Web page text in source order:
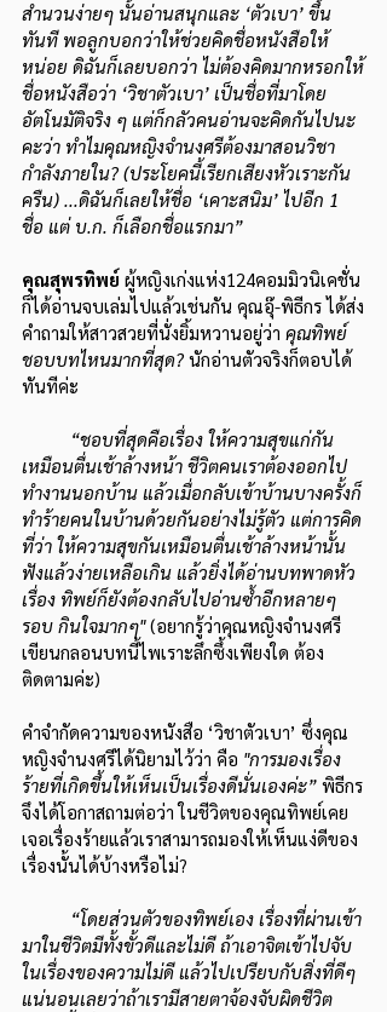
สำนวนง่ายๆ นั้นอ่านสนุกและ ‘ตัวเบา’ ขึ้น
ทันที พอลูกบอกว่าให้ช่วยคิดชื่อหนังสือให้
หน่อย ดิฉันก็เลยบอกว่า ไม่ต้องคิดมากหรอกให้
ชื่อหนังสือว่า ‘วิชาตัวเบา’ เป็นชื่อที่มาโดย
อัตโนมัติจริง ๆ แต่ก็กลัวคนอ่านจะคิดกันไปนะ
คะว่า ทำไมคุณหญิงจำนงศรีต้องมาสอนวิชา
กำลังภายใน? (ประโยคนี้เรียกเสียงหัวเราะกัน
ครืน) ...ดิฉันก็เลยให้ชื่อ ‘เคาะสนิม’ ไปอีก 1
ชื่อ แต่ บ.ก. ก็เลือกชื่อแรกมา”
คุณสุพรทิพย์ ผู้หญิงเก่งแห่ง124คอมมิวนิเคชั่น
ก็ได้อ่านจบเล่มไปแล้วเช่นกัน คุณอุ๊-พิธีกร ได้ส่ง
คำถามให้สาวสวยที่นั่งยิ้มหวานอยู่ว่า คุณทิพย์
ชอบบทไหนมากที่สุด? นักอ่านตัวจริงก็ตอบได้
ทันทีค่ะ
“ชอบที่สุดคือเรื่อง ให้ความสุขแก่กัน
เหมือนตื่นเช้าล้างหน้า ชีวิตคนเราต้องออกไป
ทำงานนอกบ้าน แล้วเมื่อกลับเข้าบ้านบางครั้งก็
ทำร้ายคนในบ้านด้วยกันอย่างไม่รู้ตัว แต่การคิด
ที่ว่า ให้ความสุขกันเหมือนตื่นเช้าล้างหน้านั้น
ฟังแล้วง่ายเหลือเกิน แล้วยิ่งได้อ่านบทพาดหัว
เรื่อง ทิพย์ก็ยังต้องกลับไปอ่านซ้ำอีกหลายๆ
รอบ กินใจมากๆ" (อยากรู้ว่าคุณหญิงจำนงศรี
เขียนกลอนบทนี้ไพเราะลึกซึ้งเพียงใด ต้อง
ติดตามค่ะ)
คำจำกัดความของหนังสือ ‘วิชาตัวเบา’ ซึ่งคุณ
หญิงจำนงศรีได้นิยามไว้ว่า คือ "การมองเรื่อง
ร้ายที่เกิดขึ้นให้เห็นเป็นเรื่องดีนั่นเองค่ะ” พิธีกร
จึงได้โอกาสถามต่อว่า ในชีวิตของคุณทิพย์เคย
เจอเรื่องร้ายแล้วเราสามารถมองให้เห็นแง่ดีของ
เรื่องนั้นได้บ้างหรือไม่?
“โดยส่วนตัวของทิพย์เอง เรื่องที่ผ่านเข้า
มาในชีวิตมีทั้งขั้วดีและไม่ดี ถ้าเอาจิตเข้าไปจับ
ในเรื่องของความไม่ดี แล้วไปเปรียบกับสิ่งที่ดีๆ
แน่นอนเลยว่าถ้าเรามีสายตาจ้องจับผิดชีวิต